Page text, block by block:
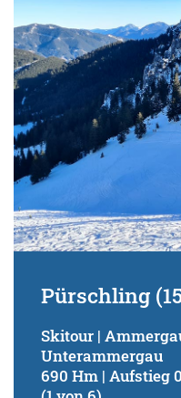
Pürschling
Skitour |
Unterammergau
690 Hm | Aufstieg